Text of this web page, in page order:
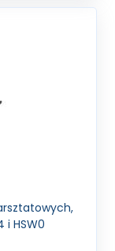
i HSW0